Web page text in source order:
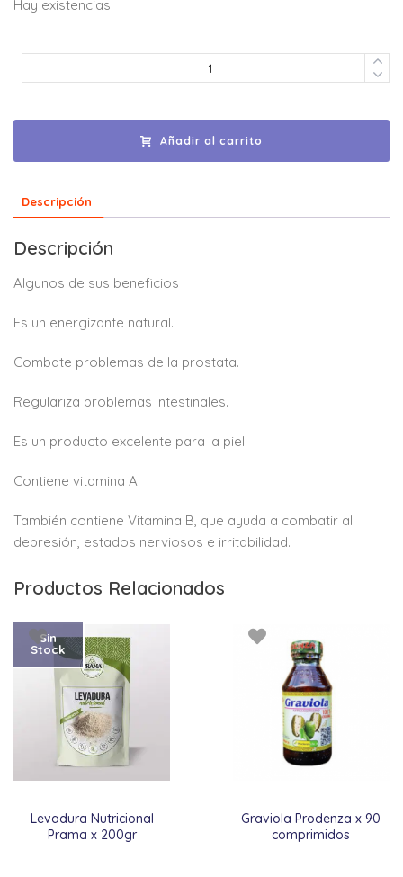
Hay existencias
Añadir al carrito
Descripción
Descripción
Algunos de sus beneficios :
Es un energizante natural.
Combate problemas de la prostata.
Regulariza problemas intestinales.
Es un producto excelente para la piel.
Contiene vitamina A.
También contiene Vitamina B, que ayuda a combatir al
depresión, estados nerviosos e irritabilidad.
Productos Relacionados
Levadura Nutricional
Prama x 200gr
Sin
Stock
Graviola Prodenza x 90
comprimidos